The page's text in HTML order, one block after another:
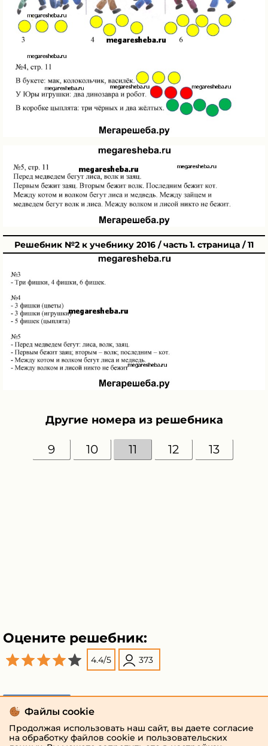
Решебник №2 к учебнику 2016 / часть 1. страница / 11
Другие номера из решебника
9 10 11 12 13
Оцените решебник:
4.4/5 373
Файлы cookie
Продолжая использовать наш сайт, вы даете согласие
на обработку файлов cookie и пользовательских